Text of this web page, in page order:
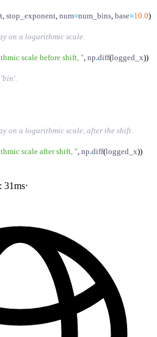
, stop_exponent, num=num_bins, base=10.0)
on a logarithmic scale.
scale before shift, ", np.diff(logged_x))
on a logarithmic scale, after the shift.
scale after shift, ", np.diff(logged_x))
31ms⋅